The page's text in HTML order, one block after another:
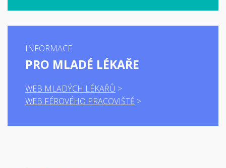
INFORMACE
PRO MLADÉ LÉKAŘE
WEB MLADÝCH LÉKAŘŮ
WEB FÉROVÉHO PRACOVIŠTĚ